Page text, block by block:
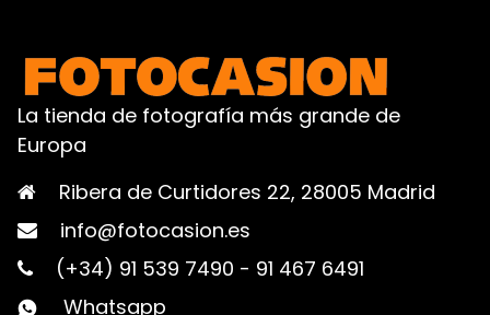
La tienda de fotografía más grande de
Europa
Ribera de Curtidores 22, 28005 Madrid
info@fotocasion.es
(+34) 91 539 7490 - 91 467 6491
Whatsapp